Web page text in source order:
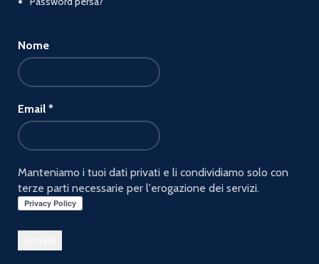
Nome
Email *
Manteniamo i tuoi dati privati e li condividiamo solo con
terze parti necessarie per l'erogazione dei servizi.